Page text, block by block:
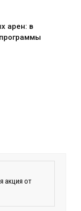
арен: в
акция от